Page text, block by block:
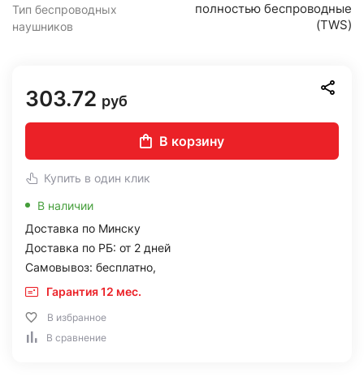
Тип беспроводных
наушников
полностью беспроводные
(TWS)
303.72 руб
В корзину
Купить в один клик
В наличии
Доставка по Минску
Доставка по РБ: от 2 дней
Самовывоз: бесплатно,
Гарантия 12 мес.
В избранное
В сравнение